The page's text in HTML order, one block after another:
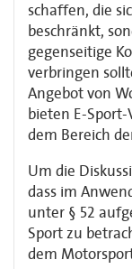
schaffen, die
beschränkt,
gegenseitige
verbringen
Angebot von
bieten E-
dem Bereich
Um die
dass im
unter § 52
Sport zu
dem